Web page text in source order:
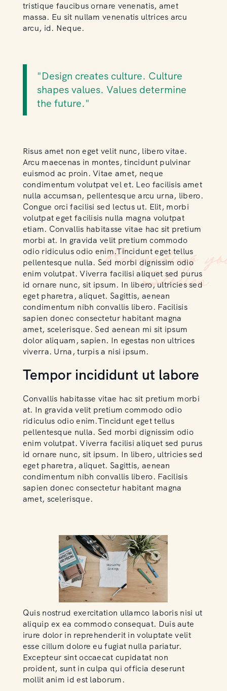
tristique faucibus ornare venenatis, amet
massa. Eu sit nullam venenatis ultrices arcu
arcu, id. Neque.
"Design creates culture. Culture
shapes values. Values determine
the future."
Risus amet non eget velit nunc, libero vitae.
Arcu maecenas in montes, tincidunt pulvinar
euismod ac proin. Vitae amet, neque
condimentum volutpat vel et. Leo facilisis amet
nulla accumsan, pellentesque arcu urna, libero.
Congue orci facilisi sed lectus ut. Elit, morbi
volutpat eget facilisis nulla magna volutpat
etiam. Convallis habitasse vitae hac sit pretium
morbi at. In gravida velit pretium commodo
odio ridiculus odio enim.Tincidunt eget tellus
pellentesque nulla. Sed morbi dignissim odio
enim volutpat. Viverra facilisi aliquet sed purus
id ornare nunc, sit ipsum. In libero, ultricies sed
eget pharetra, aliquet. Sagittis, aenean
condimentum nibh convallis libero. Facilisis
sapien donec consectetur habitant magna
amet, scelerisque. Sed aenean mi sit ipsum
dolor aliquam, sapien. In egestas non ultrices
viverra. Urna, turpis a nisi ipsum.
Tempor incididunt ut labore
Convallis habitasse vitae hac sit pretium morbi
at. In gravida velit pretium commodo odio
ridiculus odio enim.Tincidunt eget tellus
pellentesque nulla. Sed morbi dignissim odio
enim volutpat. Viverra facilisi aliquet sed purus
id ornare nunc, sit ipsum. In libero, ultricies sed
eget pharetra, aliquet. Sagittis, aenean
condimentum nibh convallis libero. Facilisis
sapien donec consectetur habitant magna
amet, scelerisque.
Quis nostrud exercitation ullamco laboris nisi ut
aliquip ex ea commodo consequat. Duis aute
irure dolor in reprehenderit in voluptate velit
esse cillum dolore eu fugiat nulla pariatur.
Excepteur sint occaecat cupidatat non
proident, sunt in culpa qui officia deserunt
mollit anim id est laborum.